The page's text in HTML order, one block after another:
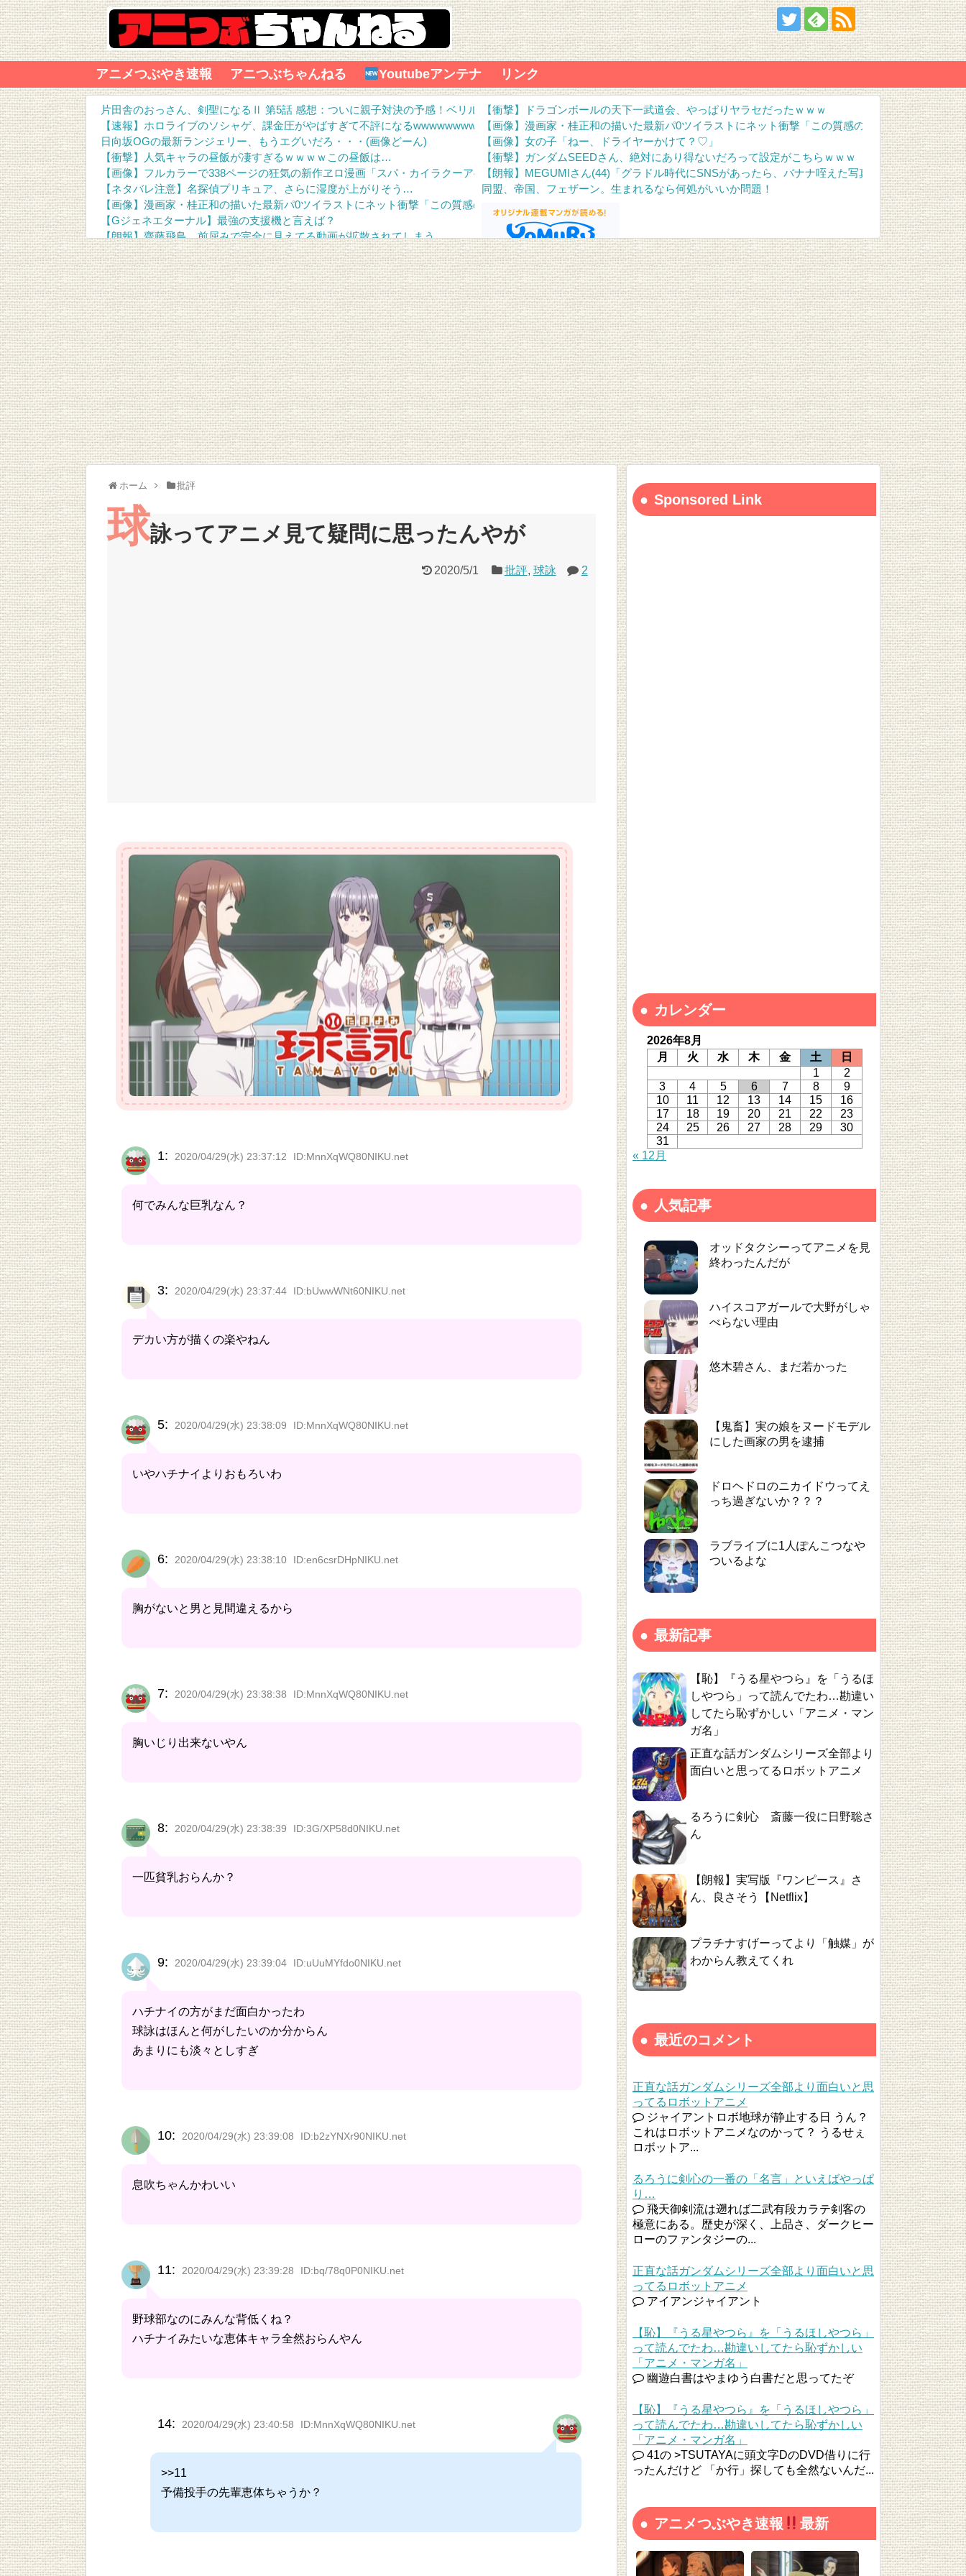
アニメつぶやき速報 アニつぶちゃんねる Youtubeアンテナ リンク
片田舎のおっさん、剣聖になるⅡ 第5話 感想：ついに親子対決の予感！ベリル先生もやる気に！
【速報】ホロライブのソシャゲ、課金圧がやばすぎて不評になるwwwwwwwwww
日向坂OGの最新ランジェリー、もうエグいだろ・・・(画像どーん)
【衝撃】人気キャラの昼飯が凄すぎるｗｗｗｗこの昼飯は…
【画像】フルカラーで338ページの狂気の新作ヱロ漫画「スパ・カイラクーア4」発売から2週間で7万部売れるｗｗｗｗｗ
【ネタバレ注意】名探偵プリキュア、さらに湿度が上がりそう…
【画像】漫画家・桂正和の描いた最新パ0ツイラストにネット衝撃「この質感の出し方」「実写かと思いました]
【Gジェネエターナル】最強の支援機と言えば？
【朗報】齋藤飛鳥、前屈みで完全に見えてる動画が拡散されてしまう…
『進撃の巨人』で一番面白いところってｗｗｗｗｗ
【画像】スト6女キャラの水着がエッチwwwwwwwwwwwwwwwwww
るろうに剣心 -明治剣客浪漫譚- 京都動乱 第33話の感想
Powered by livedoor 相互RSS
【衝撃】ドラゴンボールの天下一武道会、やっぱりヤラセだったｗｗｗ
【画像】漫画家・桂正和の描いた最新パ0ツイラストにネット衝撃「この質感の出し方」「実写かと
【画像】女の子「ねー、ドライヤーかけて？♡」
【衝撃】ガンダムSEEDさん、絶対にあり得ないだろって設定がこちらｗｗｗ
【朗報】MEGUMIさん(44)「グラドル時代にSNSがあったら、バナナ咥えた写真撮ってたと思う」
同盟、帝国、フェザーン。生まれるなら何処がいいか問題！
Powered by livedoor 相互RSS
ホーム 批評
球詠ってアニメ見て疑問に思ったんやが
2020/5/1 批評, 球詠 2
1: 2020/04/29(水) 23:37:12 ID:MnnXqWQ80NIKU.net
何でみんな巨乳なん？
3: 2020/04/29(水) 23:37:44 ID:bUwwWNt60NIKU.net
デカい方が描くの楽やねん
5: 2020/04/29(水) 23:38:09 ID:MnnXqWQ80NIKU.net
いやハチナイよりおもろいわ
6: 2020/04/29(水) 23:38:10 ID:en6csrDHpNIKU.net
胸がないと男と見間違えるから
7: 2020/04/29(水) 23:38:38 ID:MnnXqWQ80NIKU.net
胸いじり出来ないやん
8: 2020/04/29(水) 23:38:39 ID:3G/XP58d0NIKU.net
一匹貧乳おらんか？
9: 2020/04/29(水) 23:39:04 ID:uUuMYfdo0NIKU.net
ハチナイの方がまだ面白かったわ
球詠はほんと何がしたいのか分からん
あまりにも淡々としすぎ
10: 2020/04/29(水) 23:39:08 ID:b2zYNXr90NIKU.net
息吹ちゃんかわいい
11: 2020/04/29(水) 23:39:28 ID:bq/78q0P0NIKU.net
野球部なのにみんな背低くね？
ハチナイみたいな恵体キャラ全然おらんやん
14: 2020/04/29(水) 23:40:58 ID:MnnXqWQ80NIKU.net
>>11
予備投手の先輩恵体ちゃうか？
Sponsored Link
カレンダー
2026年8月
月
火 水 木 金 土
日
1
2
3
4 5 6 7 8
9
10
11 12 13 14 15
16
17
18 19 20 21 22
23
24
25 26 27 28 29
30
31
« 12月
人気記事
オッドタクシーってアニメを見
終わったんだが
ハイスコアガールで大野がしゃ
べらない理由
悠木碧さん、まだ若かった
【鬼畜】実の娘をヌードモデル
にした画家の男を逮捕
ドロヘドロのニカイドウってえ
っち過ぎないか？？？
ラブライブに1人ぽんこつなや
ついるよな
最新記事
【恥】『うる星やつら』を「うるほ
しやつら」って読んでたわ…勘違い
してたら恥ずかしい「アニメ・マン
ガ名」
正直な話ガンダムシリーズ全部より
面白いと思ってるロボットアニメ
るろうに剣心 斎藤一役に日野聡さ
ん
【朗報】実写版『ワンピース』さ
ん、良さそう【Netflix】
プラチナすげーってより「触媒」が
わからん教えてくれ
最近のコメント
正直な話ガンダムシリーズ全部より面白いと思
ってるロボットアニメ
ジャイアントロボ地球が静止する日 うん？
これはロボットアニメなのかって？ うるせぇ
ロボットア...
るろうに剣心の一番の「名言」といえばやっぱ
り…
飛天御剣流は遡れば二武有段カラテ剣客の
極意にある。歴史が深く、上品さ、ダークヒー
ローのファンタジーの...
正直な話ガンダムシリーズ全部より面白いと思
ってるロボットアニメ
アイアンジャイアント
【恥】『うる星やつら』を「うるほしやつら」
って読んでたわ…勘違いしてたら恥ずかしい
「アニメ・マンガ名」
幽遊白書はやまゆう白書だと思ってたぞ
【恥】『うる星やつら』を「うるほしやつら」
って読んでたわ…勘違いしてたら恥ずかしい
「アニメ・マンガ名」
41の >TSUTAYAに頭文字DのDVD借りに行
ったんだけど 「か行」探しても全然ないんだ...
アニメつぶやき速報 最新